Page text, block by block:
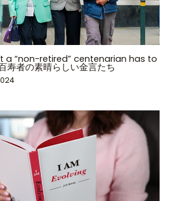
a “non-retired” centenarian has to
寿者の素晴らしい金言たち